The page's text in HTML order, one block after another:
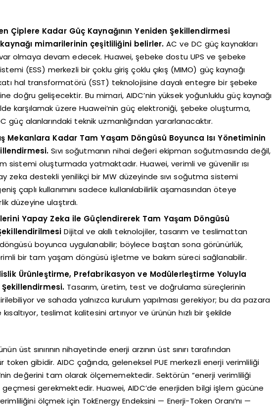
Çiplere Kadar Güç Kaynağının Yeniden Şekillendirmesi
mimarilerinin çeşitliliğini belirler.AC ve DC güç kaynakları
olmaya devam edecek. Huawei, şebeke dostu UPS ve şebeke
(ESS) merkezli bir çoklu giriş çoklu çıkış (MIMO) güç kaynağı
hal transformatörü (SST) teknolojisine dayalı entegre bir şebeke
doğru gelişecektir. Bu mimari, AIDC’nin yüksek yoğunluklu güç kaynağı
karşılamak üzere Huawei’nin güç elektroniği, şebeke oluşturma,
güç alanlarındaki teknik uzmanlığından yararlanacaktır.
Mekanlara Kadar Tam Yaşam Döngüsü Boyunca Isı Yönetiminin
Sıvı soğutmanın nihai değeri ekipman soğutmasında değil,
oluşturmada yatmaktadır. Huawei, verimli ve güvenilir ısı
zeka destekli yenilikçi bir MW düzeyinde sıvı soğutma sistemi
çaplı kullanımını sadece kullanılabilirlik aşamasından öteye
düzeyine ulaştırdı.
Yapay Zeka ile Güçlendirerek Tam Yaşam Döngüsü
Dijital ve akıllı teknolojiler, tasarım ve teslimattan
boyunca uygulanabilir; böylece baştan sona görünürlük,
bir tam yaşam döngüsü işletme ve bakım süreci sağlanabilir.
Ürünleştirme, Prefabrikasyon ve Modülerleştirme Yoluyla
Tasarım, üretim, test ve doğrulama süreçlerinin
ve sahada yalnızca kurulum yapılması gerekiyor; bu da pazara
teslimat kalitesini artırıyor ve ürünün hızlı bir şekilde
üst sınırının nihayetinde enerji arzının üst sınırı tarafından
gibidir. AIDC çağında, geleneksel PUE merkezli enerji verimliliği
değerini tam olarak ölçememektedir. Sektörün “enerji verimliliği
gerekmektedir. Huawei, AIDC’de enerjiden bilgi işlem gücüne
ölçmek için TokEnergy Endeksini — Enerji-Token Oranı’nı —